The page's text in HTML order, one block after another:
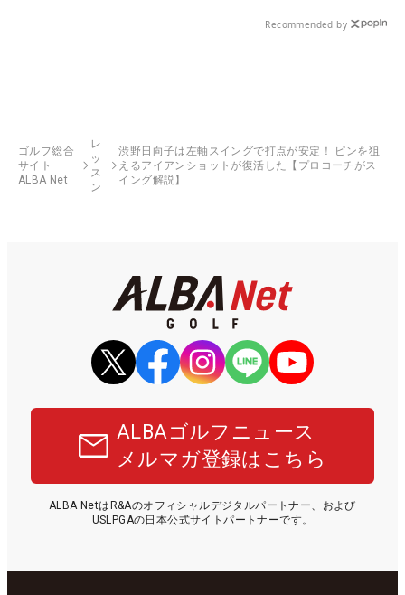
Recommended by
ゴルフ総合
サイト
ALBA Net
レ
ッ
ス
ン
渋野日向子は左軸スイングで打点が安定！ ピンを狙
えるアイアンショットが復活した【プロコーチがス
イング解説】
ALBAゴルフニュース
メルマガ登録はこちら
ALBA NetはR&Aのオフィシャルデジタルパートナー、および
USLPGAの日本公式サイトパートナーです。